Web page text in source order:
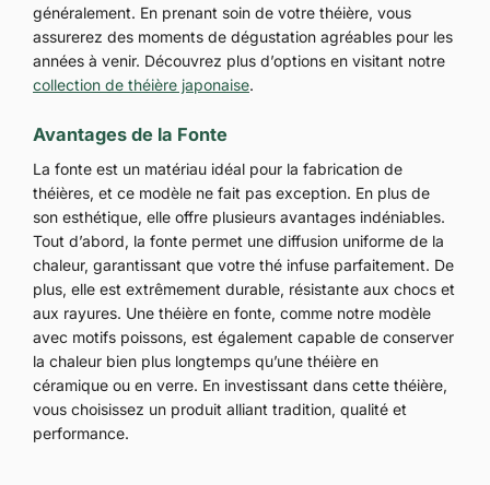
généralement. En prenant soin de votre théière, vous
assurerez des moments de dégustation agréables pour les
années à venir. Découvrez plus d’options en visitant notre
collection de théière japonaise.
Avantages de la Fonte
La fonte est un matériau idéal pour la fabrication de
théières, et ce modèle ne fait pas exception. En plus de
son esthétique, elle offre plusieurs avantages indéniables.
Tout d’abord, la fonte permet une diffusion uniforme de la
chaleur, garantissant que votre thé infuse parfaitement. De
plus, elle est extrêmement durable, résistante aux chocs et
aux rayures. Une théière en fonte, comme notre modèle
avec motifs poissons, est également capable de conserver
la chaleur bien plus longtemps qu’une théière en
céramique ou en verre. En investissant dans cette théière,
vous choisissez un produit alliant tradition, qualité et
performance.